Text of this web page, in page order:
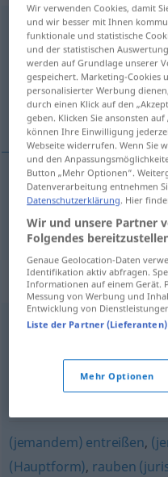
wegnehmenv/t
Übersicht aller
(Für mehr Details die
拿走
拿走[názǒu]
Synonyme
(jemandem etwas)
abzuwenden)
(jemandem) entreißen,
(Hauptform), rauben
Wir verwenden Cookies, damit
und wir besser mit Ihnen
funktionale und statistische
und der statistischen
werden auf Grundlage unserer
gespeichert. Marketing-Cookies
personalisierter Werbung
durch einen Klick auf den
geben. Klicken Sie ansonsten
können Ihre Einwilligung
Webseite widerrufen. Wenn Sie
und den
Button „Mehr Optionen“.
Datenverarbeitung entnehmen
Datenschutzerklärung. Hier
Wir und unsere Partner
Folgendes
Genaue Geolocation-Daten
Identifikation aktiv abfragen.
Informationen auf einem Gerät.
Messung von Werbung und
Entwicklung von
Liste der Partner (Lieferanten)
Mehr Optionen